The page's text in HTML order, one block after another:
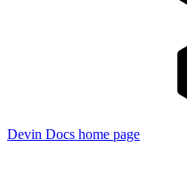
Devin Docs home page